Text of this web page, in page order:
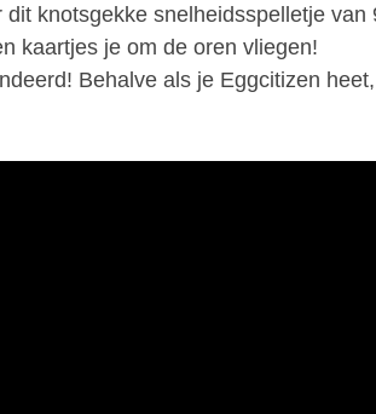
dit knotsgekke snelheidsspelletje van
kaartjes je om de oren vliegen!
Behalve als je Eggcitizen